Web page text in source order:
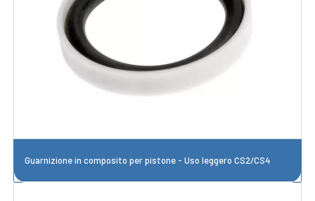
Guarnizione in composito per pistone - Uso leggero CS2/CS4